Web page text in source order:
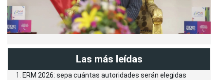
Las más leídas
ERM 2026: sepa cuántas autoridades serán elegidas